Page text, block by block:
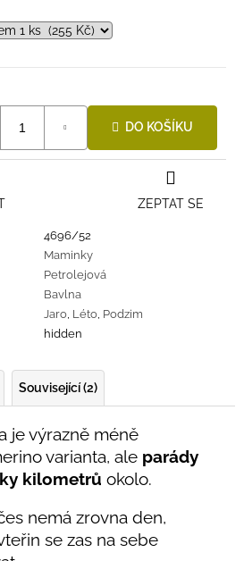
DO KOŠÍKU
4696/52
Maminky
Petrolejová
Bavlna
Jaro Léto Podzim
hidden
ZEPTAT SE
Související (2)
je výrazně méně
varianta, ale parády
kilometrů okolo.
nemá zrovna den,
se zas na sebe